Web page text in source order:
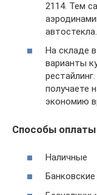
2114. Тем
автостекла.
На складе
варианты
получаете
экономию
Способы оплаты
Наличные